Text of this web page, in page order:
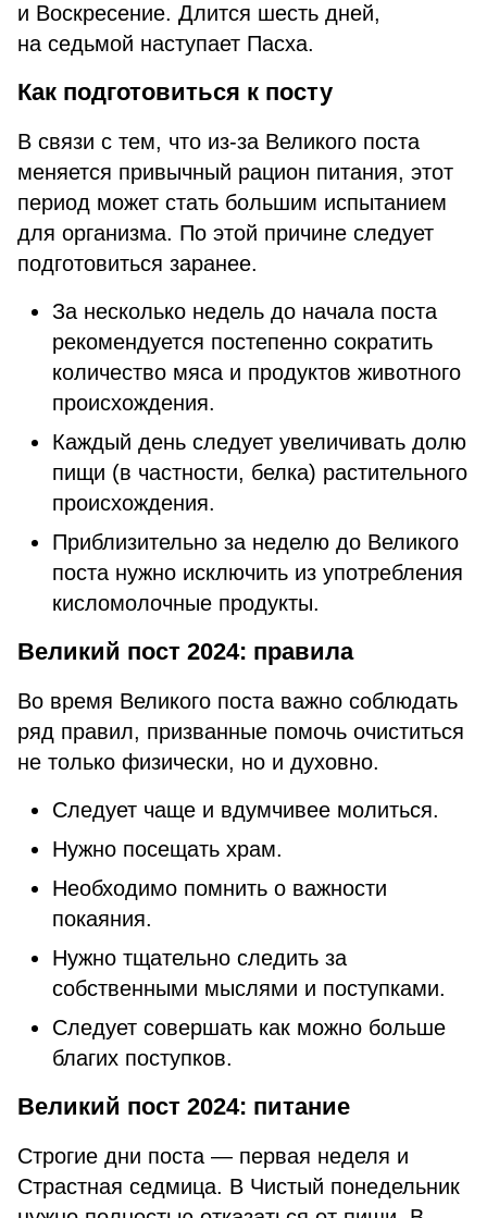
и Воскресение. Длится шесть дней,
на седьмой наступает Пасха.
Как подготовиться к посту
В связи с тем, что из-за Великого поста
меняется привычный рацион питания, этот
период может стать большим испытанием
для организма. По этой причине следует
подготовиться заранее.
За несколько недель до начала поста
рекомендуется постепенно сократить
количество мяса и продуктов животного
происхождения.
Каждый день следует увеличивать долю
пищи (в частности, белка) растительного
происхождения.
Приблизительно за неделю до Великого
поста нужно исключить из употребления
кисломолочные продукты.
Великий пост 2024: правила
Во время Великого поста важно соблюдать
ряд правил, призванные помочь очиститься
не только физически, но и духовно.
Следует чаще и вдумчивее молиться.
Нужно посещать храм.
Необходимо помнить о важности
покаяния.
Нужно тщательно следить за
собственными мыслями и поступками.
Следует совершать как можно больше
благих поступков.
Великий пост 2024: питание
Строгие дни поста — первая неделя и
Страстная седмица. В Чистый понедельник